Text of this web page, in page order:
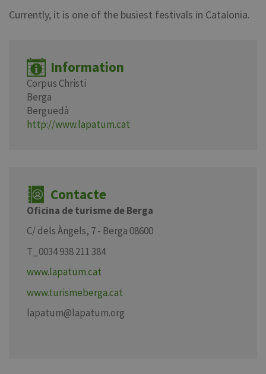
Currently, it is one of the busiest festivals in Catalonia.
Information
Corpus Christi
Berga
Berguedà
http://www.lapatum.cat
Contacte
Oficina de turisme de Berga
C/ dels Àngels, 7 - Berga 08600
T_0034 938 211 384
www.lapatum.cat
www.turismeberga.cat
lapatum@lapatum.org